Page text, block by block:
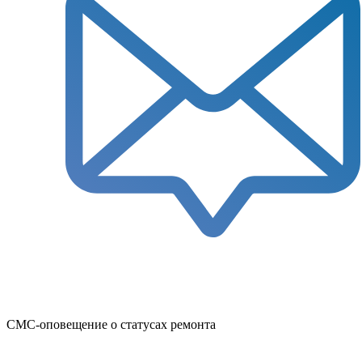
СМС-оповещение о статусах ремонта